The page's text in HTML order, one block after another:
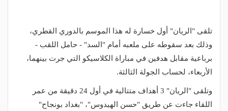
تلقى "الريان" أول خسارة له هذا الموسم بالدوري القطري،
وذلك بعد سقوطه على ملعبه أمام "السد" - حامل اللقب -
برباعية مقابل هدفين في مباراة الكلاسيكو التي جرت بينهما،
الأربعاء، لحساب الجولة الثالثة.
وتلقى "الريان" 3 أهداف متتالية في أول 24 دقيقة من عمر
اللقاء جاءت عن طريق "حسن الهيدوس"، "بغداد بونجاح"